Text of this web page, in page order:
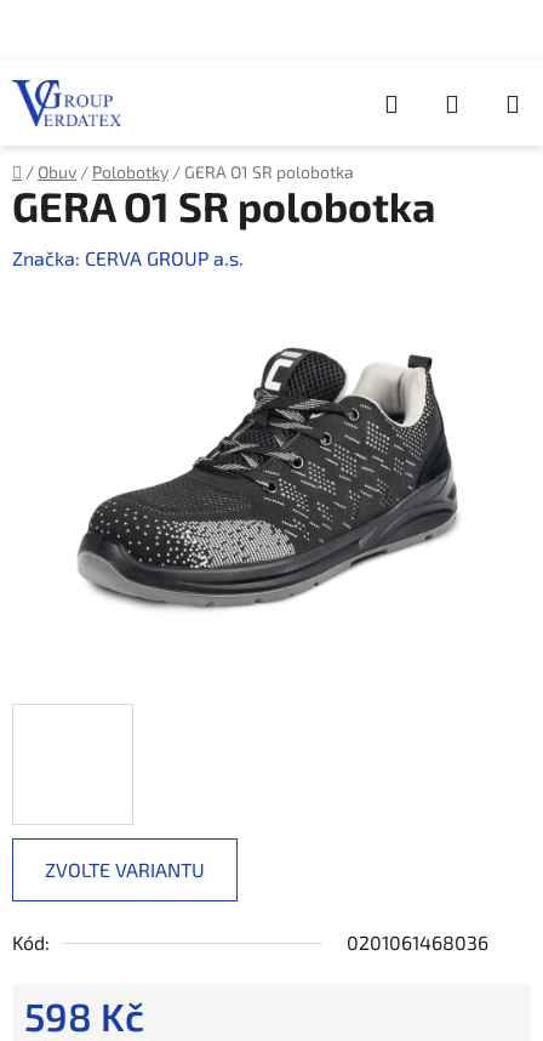
Hledat
KOŠÍK
Domů
/ Obuv / Polobotky / GERA O1 SR polobotka
ZVOLTE VARIANTU
Kód: 0201061468036
598 Kč
GERA O1 SR polobotka
Značka: CERVA GROUP a.s.